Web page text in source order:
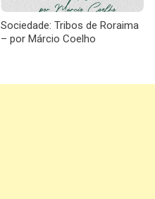
Sociedade: Tribos de Roraima
– por Márcio Coelho